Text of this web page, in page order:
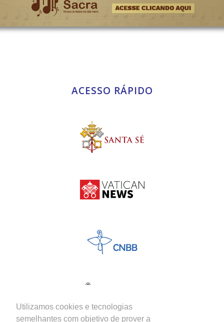
Utilizamos cookies e tecnologias
semelhantes com objetivo de prover a
ACESSO RÁPIDO